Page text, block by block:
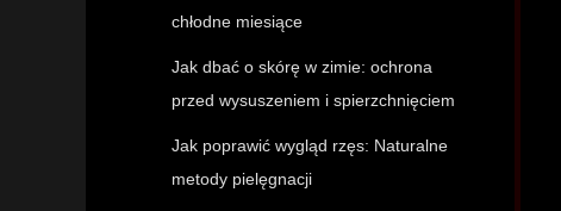
chłodne miesiące
Jak dbać o skórę w zimie: ochrona
przed wysuszeniem i spierzchnięciem
Jak poprawić wygląd rzęs: Naturalne
metody pielęgnacji